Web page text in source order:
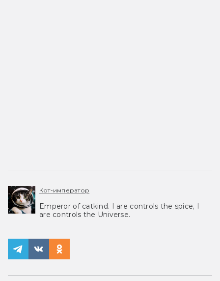
Кот-император
Emperor of catkind. I are controls the spice, I
are controls the Universe.